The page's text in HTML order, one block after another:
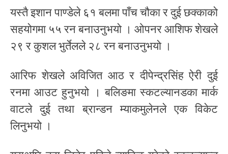
यस्तै इशान पाण्डेले ६१ बलमा पाँच चौका र दुई छक्काको
सहयोगमा ५५ रन बनाउनुभयो । ओपनर आशिफ शेखले
२९ र कुशल भुर्तेलले २८ रन बनाउनुभयो ।
आरिफ शेखले अविजित आठ र दीपेन्द्रसिंह ऐरी दुई
रनमा आउट हुनुभयो । बलिङमा स्कटल्यानडका मार्क
वाटले दुई तथा ब्रान्डन म्याकमुलेनले एक विकेट
लिनुभयो ।